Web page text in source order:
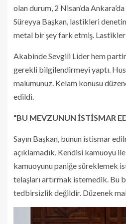
olan durum, 2 Nisan’da
Süreyya Başkan, lastikleri
metal bir şey fark etmiş.
Akabinde Sevgili Lider hem
gerekli bilgilendirmeyi yaptı.
malumunuz. Kelam konusu
edildi.
“BU MEVZUNUN İSTİSMAR
Sayın Başkan, bunun istismar
açıklamadık. Kendisi kamuoyu
kamuoyunu paniğe süreklemek
telaşları artırmak istemedik. Bu
tedbirsizlik değildir. Düzenek